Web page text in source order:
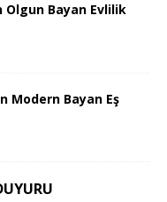
Olgun Bayan Evlilik
Modern Bayan Eş